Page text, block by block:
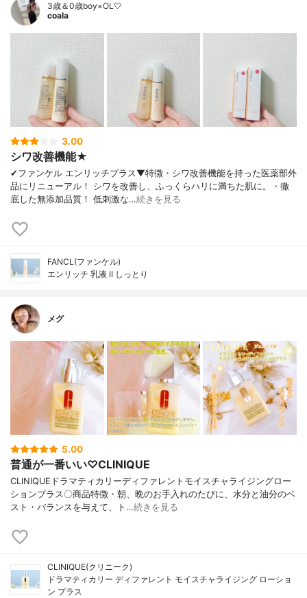
3歳＆0歳boy×OL🤍
coala
3.00
シワ改善機能★
✔︎ファンケル エンリッチプラス▼特徴・シワ改善機能を持った医薬部外
品にリニューアル！ シワを改善し、ふっくらハリに満ちた肌に。・徹
底した無添加品質！ 低刺激な…続きを見る
FANCL(ファンケル)
エンリッチ 乳液 II しっとり
メグ
5.00
普通が一番いい♡CLINIQUE
CLINIQUEドラマティカリーディファレントモイスチャライジングロー
ションプラス〇商品特徴・朝、晩のお手入れのたびに、水分と油分のベ
スト・バランスを与えて、ト…続きを見る
CLINIQUE(クリニーク)
ドラマティカリー ディファレント モイスチャライジング ローショ
ン プラス